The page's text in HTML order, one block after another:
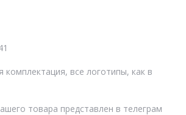
комплектация, все логотипы, как в
товара представлен в телеграм